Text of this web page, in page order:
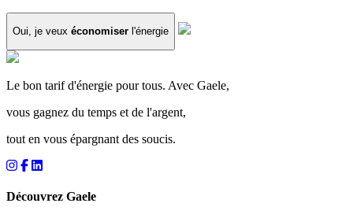
Oui, je veux économiser l'énergie
Le bon tarif d'énergie pour tous. Avec Gaele,
vous gagnez du temps et de l'argent,
tout en vous épargnant des soucis.
Découvrez Gaele